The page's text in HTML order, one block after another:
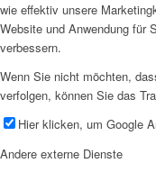
wie effektiv unsere
Website und Anwendung für
verbessern.
Wenn Sie nicht möchten,
verfolgen, können Sie das
Hier klicken, um Google
Andere externe Dienste